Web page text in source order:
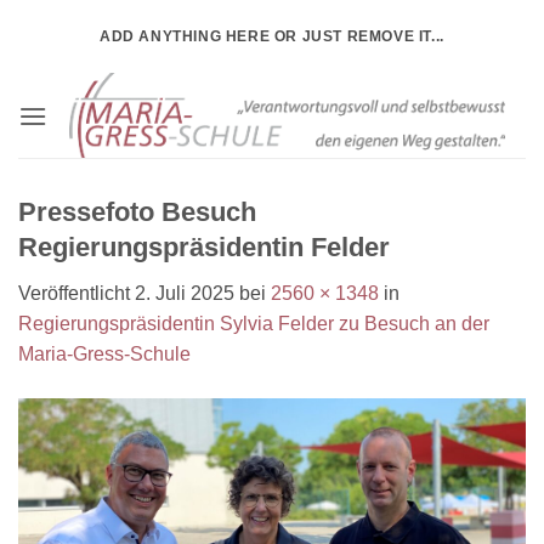
ADD ANYTHING HERE OR JUST REMOVE IT...
Pressefoto Besuch
Regierungspräsidentin Felder
Veröffentlicht 2. Juli 2025 bei 2560 × 1348 in
Regierungspräsidentin Sylvia Felder zu Besuch an der
Maria-Gress-Schule